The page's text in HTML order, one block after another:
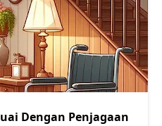
Dengan Penjagaan